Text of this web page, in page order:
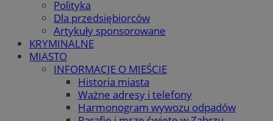
Polityka
Dla przedsiębiorców
Artykuły sponsorowane
KRYMINALNE
MIASTO
INFORMACJE O MIEŚCIE
Historia miasta
Ważne adresy i telefony
Harmonogram wywozu odpadów